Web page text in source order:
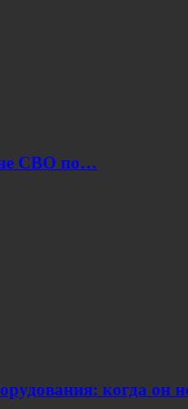
СВО по…
когда он